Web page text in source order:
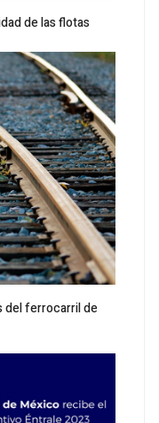
de las flotas
del ferrocarril de